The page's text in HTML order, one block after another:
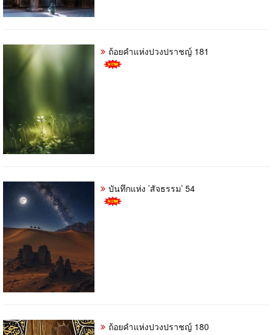
ถ้อยคำแห่งปวงปราชญ์ 181
บันทึกแห่ง ’สัจธรรม’ 54
ถ้อยคำแห่งปวงปราชญ์ 180